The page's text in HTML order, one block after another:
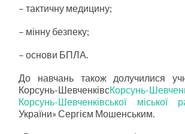
–тактичну медицину;
– мінну безпеку;
–основи БПЛА.
До навчань також долучилися
Корсунь-ШевченківсКорсунь-
Корсунь-Шевченківської міської
України» Сергієм Мошенським.